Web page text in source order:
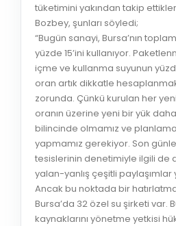
tüketimini yakından takip
Bozbey, şunları söyledi;
“Bugün sanayi, Bursa’nın
yüzde 15’ini kullanıyor.
içme ve kullanma suyunun
oran artık dikkatle
zorunda. Çünkü kurulan her
oranın üzerine yeni bir yük
bilincinde olmamız ve
yapmamız gerekiyor. Son
tesislerinin denetimiyle ilgili de
yalan-yanlış çeşitli paylaşımlar
Ancak bu noktada bir
Bursa’da 32 özel su şirketi var.
kaynaklarını yönetme yetkisi